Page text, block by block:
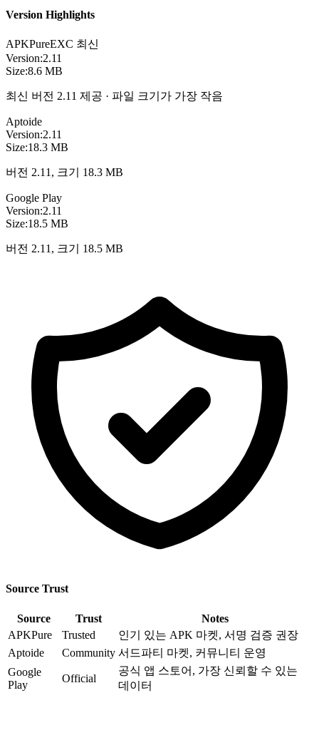
Version Highlights
APKPureEXC 최신
Version:2.11
Size:8.6 MB
최신 버전 2.11 제공 · 파일 크기가 가장 작음
Aptoide
Version:2.11
Size:18.3 MB
버전 2.11, 크기 18.3 MB
Google Play
Version:2.11
Size:18.5 MB
버전 2.11, 크기 18.5 MB
Source Trust
Source Trust
Notes
APKPure
Trusted
인기 있는 APK 마켓, 서명 검증 권장
Aptoide
Community 서드파티 마켓, 커뮤니티 운영
Google
Play
Official
공식 앱 스토어, 가장 신뢰할 수 있는
데이터